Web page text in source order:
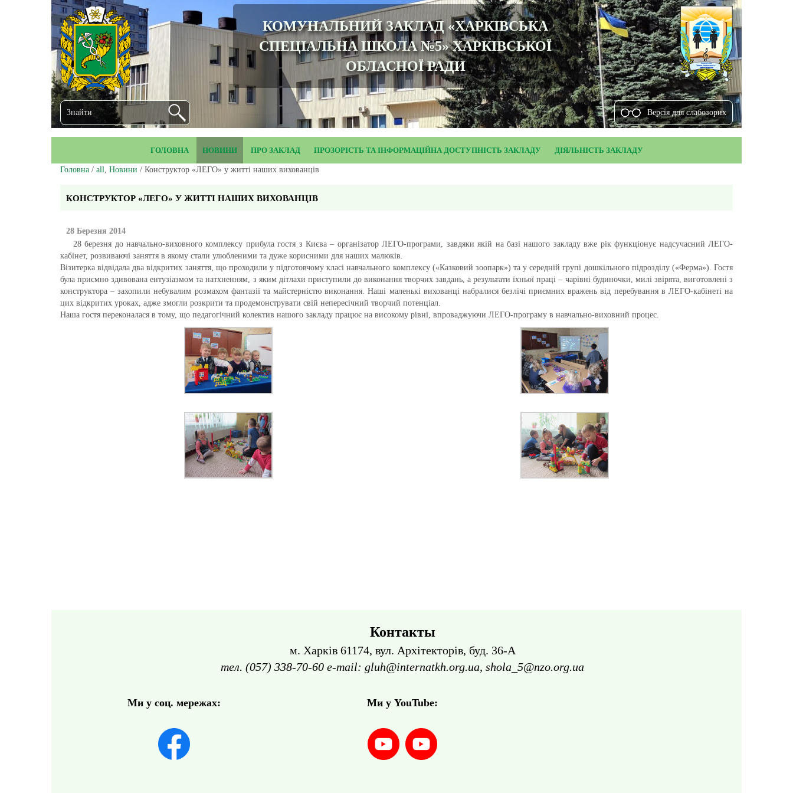
КОМУНАЛЬНИЙ ЗАКЛАД «ХАРКІВСЬКА
СПЕЦІАЛЬНА ШКОЛА №5» ХАРКІВСЬКОЇ
ОБЛАСНОЇ РАДИ
Версiя для слабозорих
ГОЛОВНА НОВИНИ ПРО ЗАКЛАД ПРОЗОРІСТЬ ТА ІНФОРМАЦІЙНА ДОСТУПНІСТЬ ЗАКЛАДУ ДІЯЛЬНІСТЬ ЗАКЛАДУ
Головна / all, Новини / Конструктор «ЛЕГО» у житті наших вихованців
КОНСТРУКТОР «ЛЕГО» У ЖИТТІ НАШИХ ВИХОВАНЦІВ
28 Березня 2014
28 березня до навчально-виховного комплексу прибула гостя з Києва – організатор ЛЕГО-програми, завдяки якій на базі нашого закладу вже рік функціонує надсучасний ЛЕГО-
кабінет, розвиваючі заняття в якому стали улюбленими та дуже корисними для наших малюків.
Візитерка відвідала два відкритих заняття, що проходили у підготовчому класі навчального комплексу («Казковий зоопарк») та у середній групі дошкільного підрозділу («Ферма»). Гостя
була приємно здивована ентузіазмом та натхненням, з яким дітлахи приступили до виконання творчих завдань, а результати їхньої праці – чарівні будиночки, милі звірята, виготовлені з
конструктора – захопили небувалим розмахом фантазії та майстерністю виконання. Наші маленькі вихованці набралися безлічі приємних вражень від перебування в ЛЕГО-кабінеті на
цих відкритих уроках, адже змогли розкрити та продемонструвати свій непересічний творчий потенціал.
Наша гостя переконалася в тому, що педагогічний колектив нашого закладу працює на високому рівні, впроваджуючи ЛЕГО-програму в навчально-виховний процес.
Контакты
м. Харків 61174, вул. Архітекторів, буд. 36-А
тел. (057) 338-70-60 e-mail: gluh@internatkh.org.ua, shola_5@nzo.org.ua
Ми у соц. мережах: Ми у YouTube: